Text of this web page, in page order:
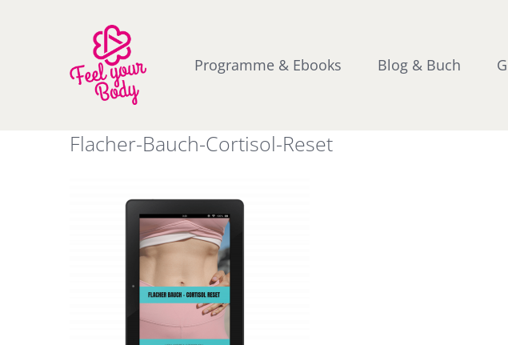
Programme & Ebooks Blog & Buch
Flacher-Bauch-Cortisol-Reset